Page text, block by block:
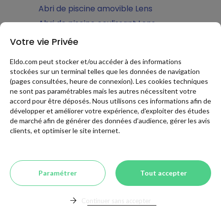
Abri de piscine amovible Lens
Abri de piscine coulissant Lens
Abri de piscine mi-haut Lens
Abri de piscine motorisé Lens
Volet de piscine hors sol Lens
Abri de piscine plat Lens
Terrasse mobile de piscine Lens
Volet de piscine immergé Lens
Rénovation ferronnerie d'art Lens
Maison de jardin Lens
Paysagistes Espaces vert Entretien
Votre vie Privée
Eldo.com peut stocker et/ou accéder à des informations
stockées sur un terminal telles que les données de navigation
(pages consultées, heure de connexion). Les cookies techniques
ne sont pas paramétrables mais les autres nécessitent votre
accord pour être déposés. Nous utilisons ces informations afin de
développer et améliorer votre expérience, d'exploiter des études
de marché afin de générer des données d’audience, gérer les avis
clients, et optimiser le site internet.
Continuer sans accepter
Paramétrer Tout accepter